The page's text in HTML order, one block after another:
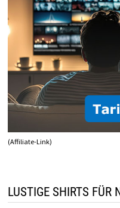
(Affiliate-Link)
LUSTIGE SHIRTS FÜR